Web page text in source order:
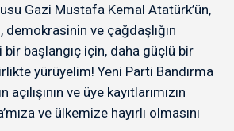
Gazi Mustafa Kemal Atatürk’ün,
ve çağdaşlığın
başlangıç için, daha güçlü bir
yürüyelim! Yeni Parti Bandırma
açılışının ve üye kayıtlarımızın
ve ülkemize hayırlı olmasını